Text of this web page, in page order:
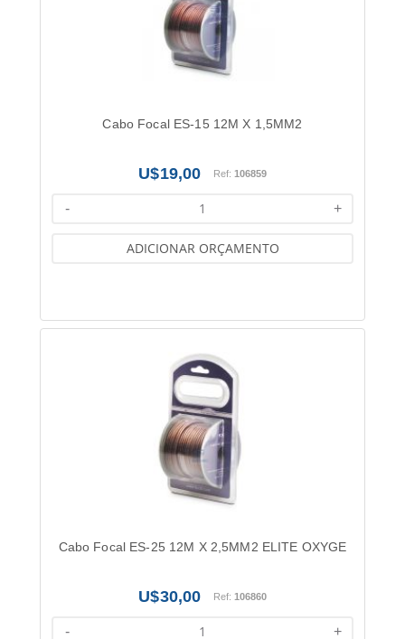
Cabo Focal ES-15 12M X 1,5MM2
19,00 Ref:106859
+
-
ADICIONAR ORÇAMENTO
Cabo Focal ES-25 12M X 2,5MM2 ELITE OXYGE
30,00 Ref:106860
+
-